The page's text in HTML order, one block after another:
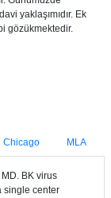
yaklaşımıdır. Ek
gözükmektedir.
Chicago MLA
BK virus
single center